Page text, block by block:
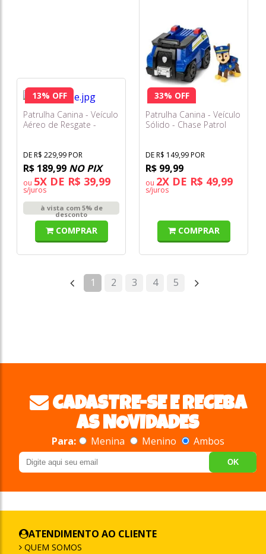
13% OFF
Patrulha Canina - Veículo
Aéreo de Resgate -
DE R$ 229,99 POR
R$ 189,99 NO PIX
ou 5X DE R$ 39,99
s/juros
à vista com 5% de
desconto
COMPRAR
33% OFF
Patrulha Canina - Veículo
Sólido - Chase Patrol
DE R$ 149,99 POR
R$ 99,99
ou 2X DE R$ 49,99
s/juros
COMPRAR
1 2 3 4 5
CADASTRE-SE E RECEBA
AS NOVIDADES
Para: Menina Menino Ambos
OK
ATENDIMENTO AO CLIENTE
QUEM SOMOS